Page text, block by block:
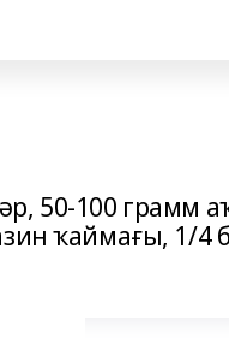
50-100 грамм
ҡаймағы, 1/4